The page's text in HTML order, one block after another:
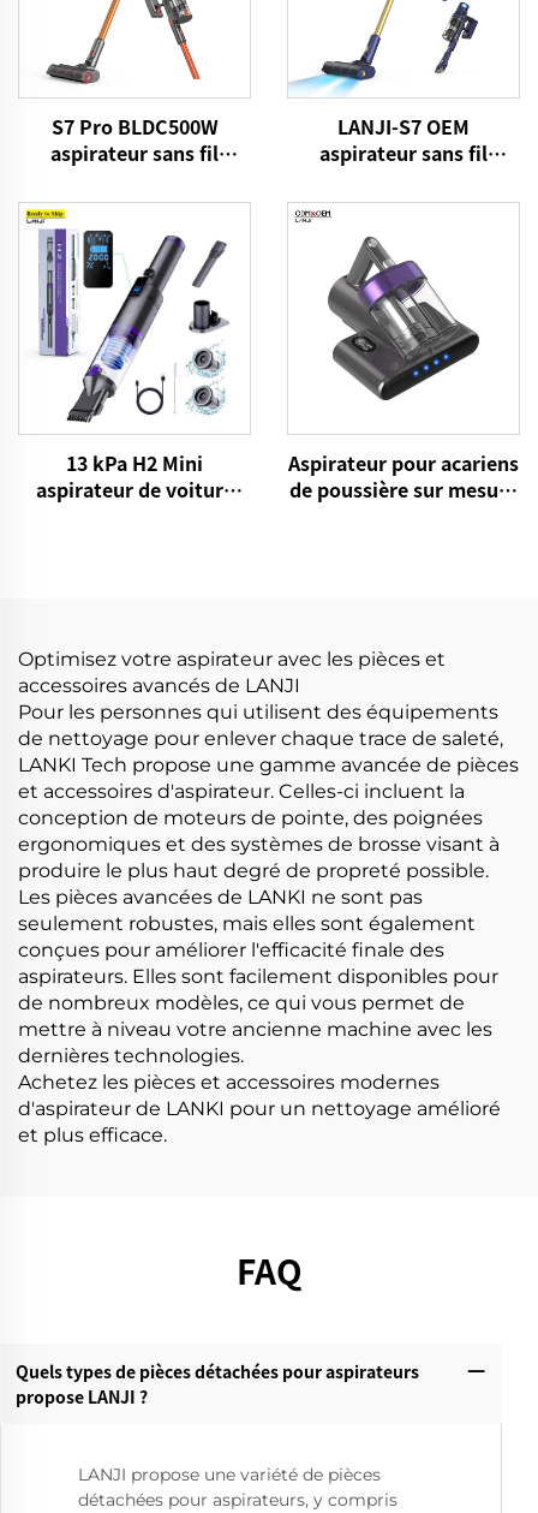
S7 Pro BLDC500W
aspirateur sans fil
LANJI-S7 OEM
aspirateur sans fil
13 kPa H2 Mini
aspirateur de voiture
Aspirateur pour acariens
de poussière sur mesure
Optimisez votre aspirateur avec les pièces et
accessoires avancés de LANJI
Pour les personnes qui utilisent des équipements
de nettoyage pour enlever chaque trace de saleté,
LANKI Tech propose une gamme avancée de pièces
et accessoires d'aspirateur. Celles-ci incluent la
conception de moteurs de pointe, des poignées
ergonomiques et des systèmes de brosse visant à
produire le plus haut degré de propreté possible.
Les pièces avancées de LANKI ne sont pas
seulement robustes, mais elles sont également
conçues pour améliorer l'efficacité finale des
aspirateurs. Elles sont facilement disponibles pour
de nombreux modèles, ce qui vous permet de
mettre à niveau votre ancienne machine avec les
dernières technologies.
Achetez les pièces et accessoires modernes
d'aspirateur de LANKI pour un nettoyage amélioré
et plus efficace.
FAQ
Quels types de pièces détachées pour aspirateurs
propose LANJI ?‌
LANJI propose une variété de pièces
détachées pour aspirateurs, y compris